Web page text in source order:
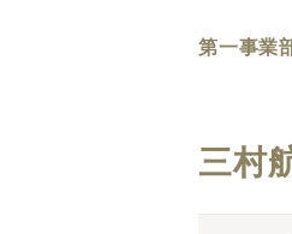
第一事業
三村